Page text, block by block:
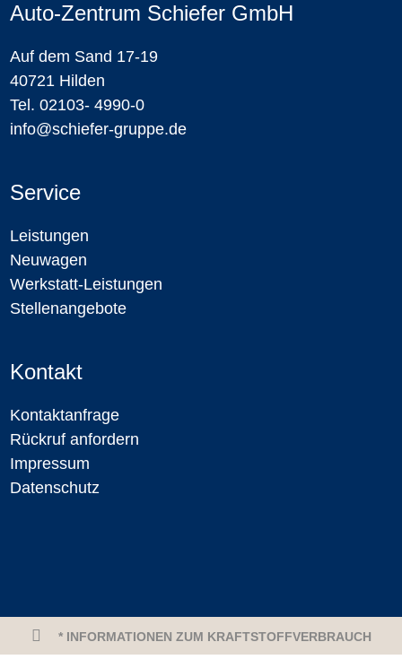
Auto-Zentrum Schiefer GmbH
Auf dem Sand 17-19
40721 Hilden
Tel. 02103- 4990-0
info@schiefer-gruppe.de
Service
Leistungen
Neuwagen
Werkstatt-Leistungen
Stellenangebote
Kontakt
Kontaktanfrage
Rückruf anfordern
Impressum
Datenschutz
* INFORMATIONEN ZUM KRAFTSTOFFVERBRAUCH